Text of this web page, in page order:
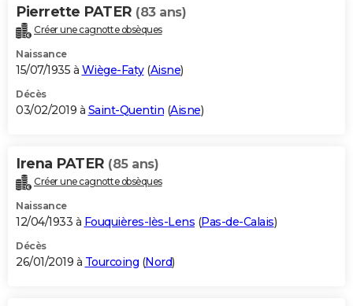
Pierrette PATER (83 ans)
Créer une cagnotte obsèques
Naissance
15/07/1935 à Wiège-Faty(Aisne)
Décès
03/02/2019 à Saint-Quentin (Aisne)
Irena PATER (85 ans)
Créer une cagnotte obsèques
Naissance
12/04/1933 à Fouquières-lès-Lens (Pas-de-Calais)
Décès
26/01/2019 à Tourcoing (Nord)